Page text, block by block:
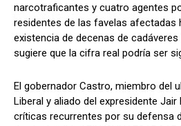
narcotraficantes y cuatro agentes
residentes de las favelas afectadas
existencia de decenas de
sugiere que la cifra real podría ser
El gobernador Castro, miembro del
Liberal y aliado del expresidente
críticas recurrentes por su defensa